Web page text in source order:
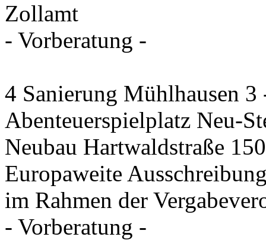
Zollamt
- Vorberatung -
4 Sanierung Mühlhausen 3
Abenteuerspielplatz Neu-
Neubau Hartwaldstraße
Europaweite
im Rahmen der
- Vorberatung -